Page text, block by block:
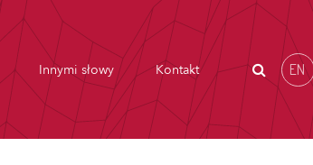
Innymi słowy Kontakt EN